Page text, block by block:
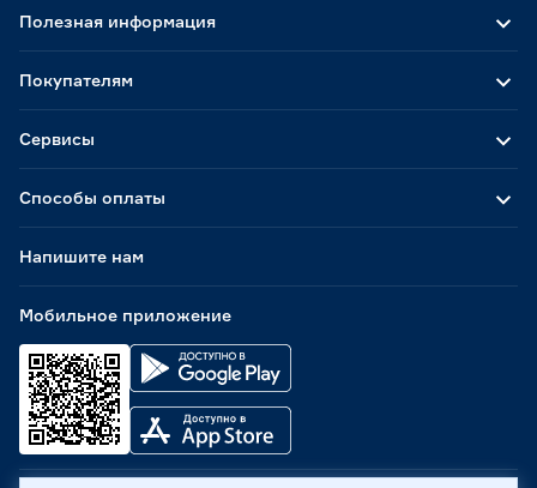
Способы оплаты
Мобильное приложение
Полезная информация
Покупателям
Сервисы
Напишите нам